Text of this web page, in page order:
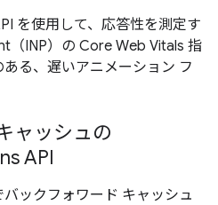
を使用して、応答性を測定す
（INP）の Core Web Vitals 指
る、遅いアニメーション フ
ャッシュの
API
ックフォワード キャッシュ